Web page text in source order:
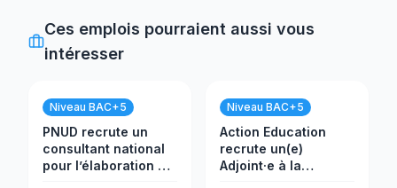
Ces emplois pourraient aussi vous
intéresser
Niveau BAC+5
PNUD recrute un
consultant national
pour l’élaboration du
Niveau BAC+5
Action Education
recrute un(e)
Adjoint·e à la